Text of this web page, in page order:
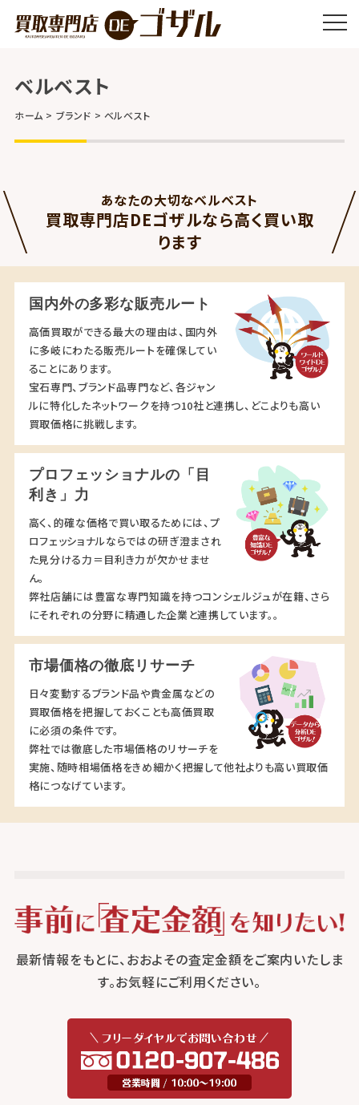
ベルベスト
ホーム ブランド ベルベスト
あなたの大切なベルベスト
買取専門店DEゴザルなら高く買い取
ります
国内外の多彩な販売ルート
高価買取ができる最大の理由は、国内外
に多岐にわたる販売ルートを確保してい
ることにあります。
宝石専門、ブランド品専門など、各ジャン
ルに特化したネットワークを持つ10社と連携し、どこよりも高い
買取価格に挑戦します。
プロフェッショナルの「目
利き」力
高く、的確な価格で買い取るためには、プ
ロフェッショナルならではの研ぎ澄まされ
た見分ける力＝目利き力が欠かせませ
ん。
弊社店舗には豊富な専門知識を持つコンシェルジュが在籍、さら
にそれぞれの分野に精通した企業と連携しています。。
市場価格の徹底リサーチ
日々変動するブランド品や貴金属などの
買取価格を把握しておくことも高価買取
に必須の条件です。
弊社では徹底した市場価格のリサーチを
実施、随時相場価格をきめ細かく把握して他社よりも高い買取価
格につなげています。
最新情報をもとに、おおよその査定金額をご案内いたしま
す。お気軽にご利用ください。